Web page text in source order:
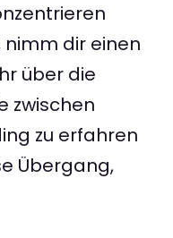
nimm dir einen
über die
zwischen
zu erfahren
Übergang,